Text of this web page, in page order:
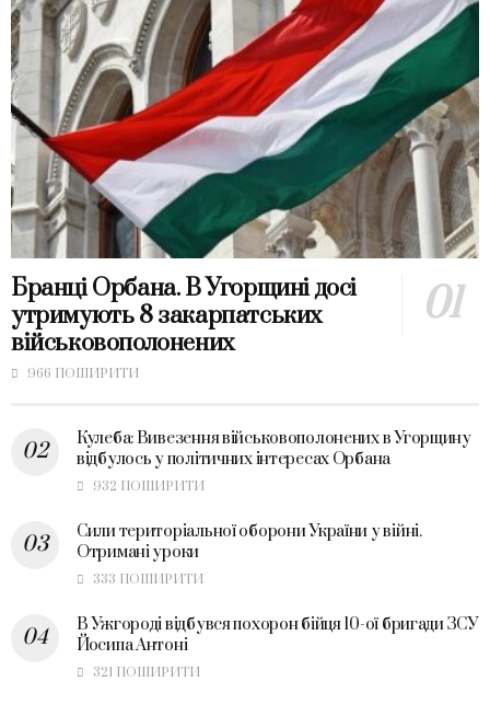
Бранці Орбана. В Угорщині досі
утримують 8 закарпатських
військовополонених
966 ПОШИРИТИ
Кулеба: Вивезення військовополонених в Угорщину
відбулось у політичних інтересах Орбана
932 ПОШИРИТИ
Сили територіальної оборони України у війні.
Отримані уроки
333 ПОШИРИТИ
В Ужгороді відбувся похорон бійця 10-ої бригади ЗСУ
Йосипа Антоні
321 ПОШИРИТИ